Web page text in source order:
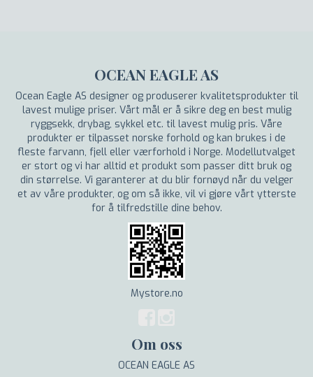
OCEAN EAGLE AS
Ocean Eagle AS designer og produserer kvalitetsprodukter til
lavest mulige priser. Vårt mål er å sikre deg en best mulig
ryggsekk, drybag, sykkel etc. til lavest mulig pris. Våre
produkter er tilpasset norske forhold og kan brukes i de
fleste farvann, fjell eller værforhold i Norge. Modellutvalget
er stort og vi har alltid et produkt som passer ditt bruk og
din størrelse. Vi garanterer at du blir fornøyd når du velger
et av våre produkter, og om så ikke, vil vi gjøre vårt ytterste
for å tilfredstille dine behov.
Mystore.no
Om oss
OCEAN EAGLE AS